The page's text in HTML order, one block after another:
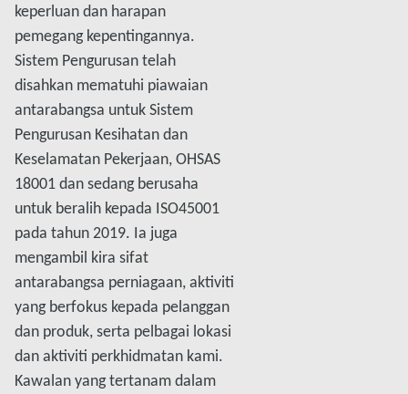
keperluan dan harapan
pemegang kepentingannya.
Sistem Pengurusan telah
disahkan mematuhi piawaian
antarabangsa untuk Sistem
Pengurusan Kesihatan dan
Keselamatan Pekerjaan, OHSAS
18001 dan sedang berusaha
untuk beralih kepada ISO45001
pada tahun 2019. Ia juga
mengambil kira sifat
antarabangsa perniagaan, aktiviti
yang berfokus kepada pelanggan
dan produk, serta pelbagai lokasi
dan aktiviti perkhidmatan kami.
Kawalan yang tertanam dalam